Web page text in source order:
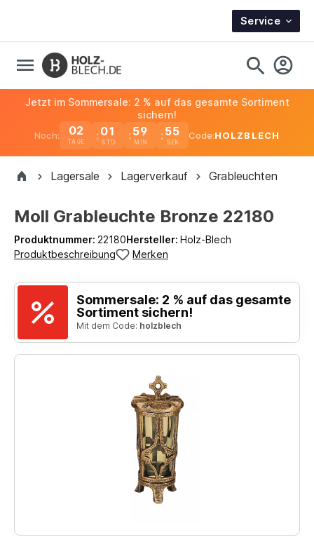
Service
Noch: 02
TAGE
01 59 55
Jetzt im Sommersale: 2 % auf das gesamte Sortiment
sichern!
Code:HOLZBLECH
Lagersale Lagerverkauf Grableuchten
Moll Grableuchte Bronze 22180
Produktnummer: 22180Hersteller: Holz-Blech
Produktbeschreibung
Merken
Sommersale: 2 % auf das gesamte
Sortiment sichern!
Mit dem Code: holzblech